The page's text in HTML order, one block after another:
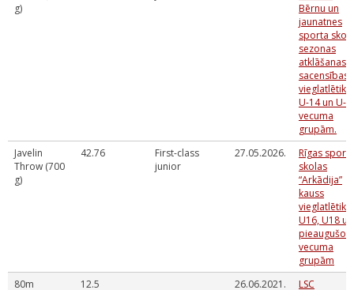
g)
Bērnu un
jaunatnes
sporta
sezonas
atklāšanas
sacensības
vieglatlētikā
U-14 un U-
vecuma
grupām.
Javelin
Throw (700
g)
42.76
First-class
junior
27.05.2026.
Rīgas sporta
skolas
“Arkādija”
kauss
vieglatlētikā
U16, U18 un
pieaugušo
vecuma
grupām
80m
12.5 26.06.2021. LSC